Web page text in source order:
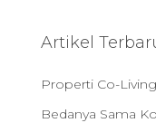
h
r
:
Artikel
Properti Co-
Bedanya Sama